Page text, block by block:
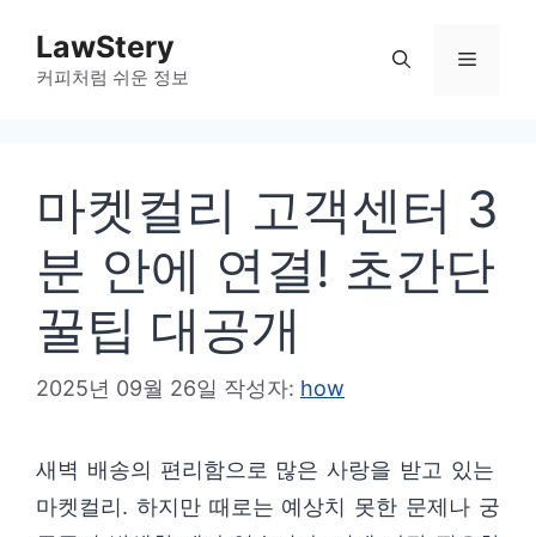
LawStery
커피처럼 쉬운 정보
메
마켓컬리 고객센터 3
분 안에 연결! 초간단
꿀팁 대공개
2025년 09월 26일 작성자: how
새벽 배송의 편리함으로 많은 사랑을 받고 있는
마켓컬리. 하지만 때로는 예상치 못한 문제나 궁